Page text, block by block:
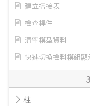
建立搭接表
檢查桿件
清空模型資料
快速切換撿料模組顯
柱